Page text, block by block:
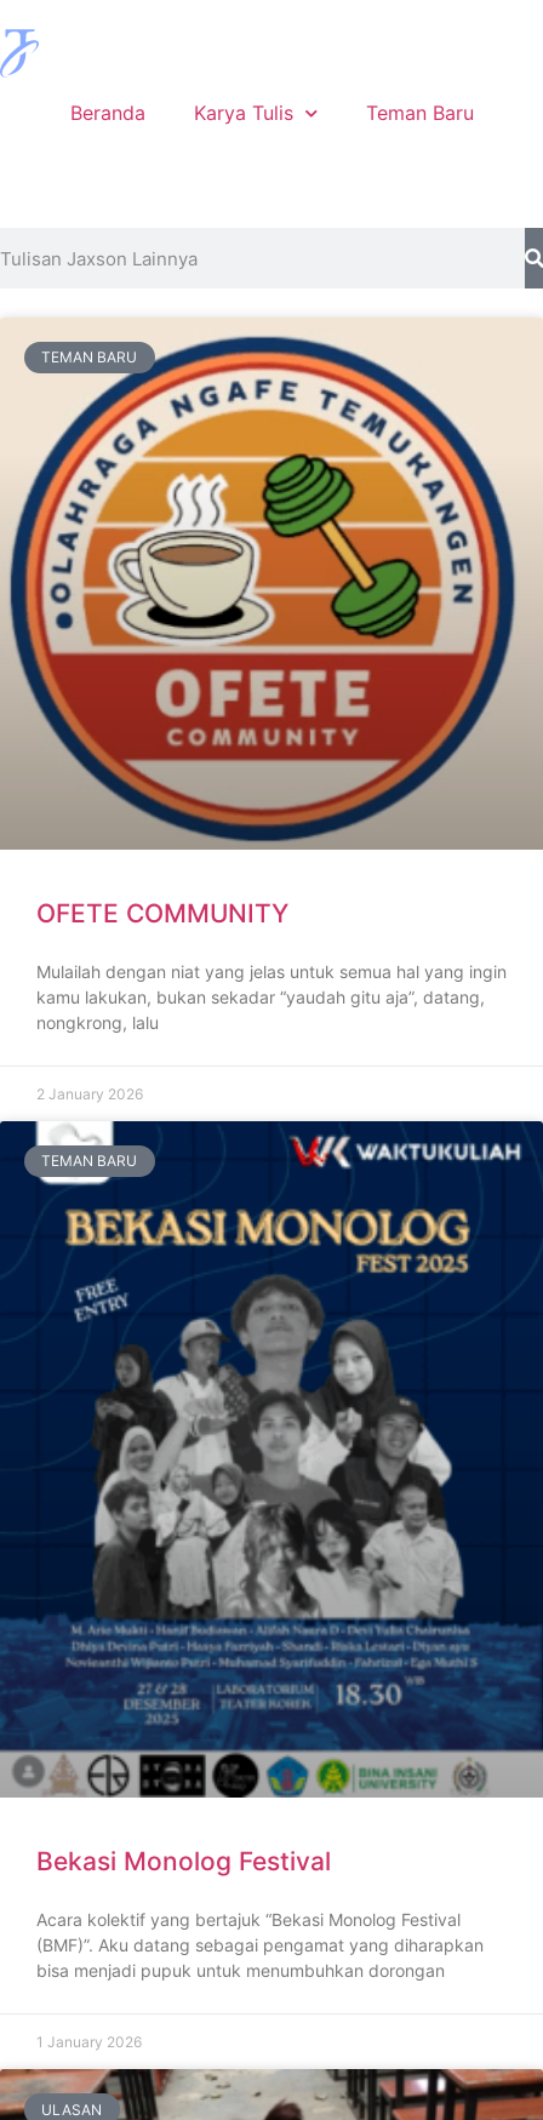
Beranda Karya Tulis Teman Baru
TEMAN BARU
OFETE COMMUNITY
Mulailah dengan niat yang jelas untuk semua hal yang ingin
kamu lakukan, bukan sekadar “yaudah gitu aja”, datang,
nongkrong, lalu
2 January 2026
TEMAN BARU
Bekasi Monolog Festival
Acara kolektif yang bertajuk “Bekasi Monolog Festival
(BMF)”. Aku datang sebagai pengamat yang diharapkan
bisa menjadi pupuk untuk menumbuhkan dorongan
1 January 2026
ULASAN